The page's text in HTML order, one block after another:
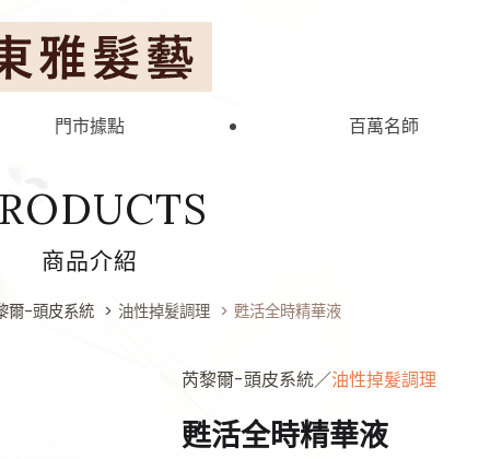
門市據點 百萬名師
商品介紹
爾-頭皮系統 油性掉髮調理 甦活全時精華液
芮黎爾-頭皮系統／油性掉髮調理
甦活全時精華液